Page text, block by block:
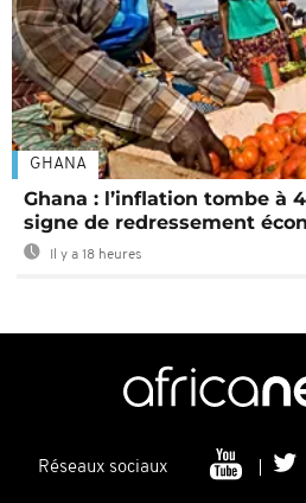
GHANA
Ghana : l’inflation tombe à
signe de redressement
Il y a 18 heures
Réseaux sociaux